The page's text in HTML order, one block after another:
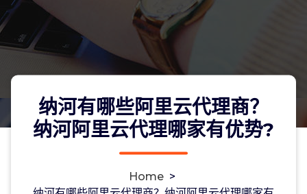
纳河有哪些阿里云代理商？
纳河阿里云代理哪家有优势?
Home >
纳河有哪些阿里云代理商？纳河阿里云